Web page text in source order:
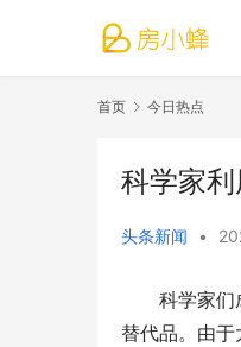
首页 今日热点
科学家
头条新闻 •
科学家们
替代品。由